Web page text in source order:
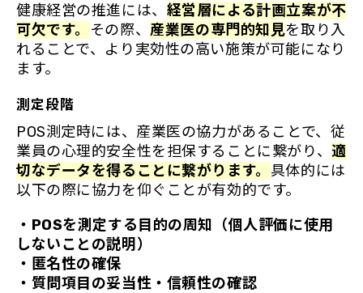
健康経営の推進には、 経営層による計画立案が不
可欠です。 その際、産業医の専門的知見を取り入
れることで、より実効性の高い施策が可能になり
ます。
測定段階
POS測定時には、産業医の協力があることで、従
業員の心理的安全性を担保することに繋がり、適
切なデータを得ることに繋がります。 具体的には
以下の際に協力を仰ぐことが有効的です。
・POSを測定する目的の周知（個人評価に使用
しないことの説明）
・匿名性の確保
・質問項目の妥当性・信頼性の確認